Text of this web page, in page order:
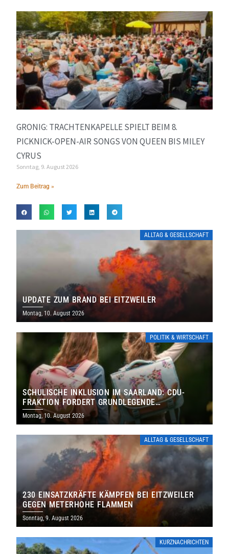
GRONIG: TRACHTENKAPELLE SPIELT BEIM 8.
PICKNICK-OPEN-AIR SONGS VON QUEEN BIS MILEY
CYRUS
Sonntag, 9. August 2026
Zum Beitrag »
ALLTAG & GESELLSCHAFT
UPDATE ZUM BRAND BEI EITZWEILER
Montag, 10. August 2026
POLITIK & WIRTSCHAFT
SCHULISCHE INKLUSION IM SAARLAND: CDU-
FRAKTION FORDERT GRUNDLEGENDE
NEUAUFSTELLUNG
Montag, 10. August 2026
ALLTAG & GESELLSCHAFT
230 EINSATZKRÄFTE KÄMPFEN BEI EITZWEILER
GEGEN METERHOHE FLAMMEN
Sonntag, 9. August 2026
KURZNACHRICHTEN